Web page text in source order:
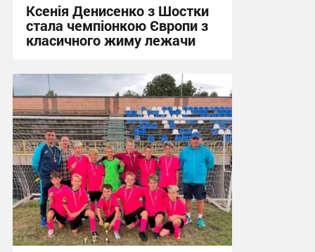
Ксенія Денисенко з Шостки
стала чемпіонкою Європи з
класичного жиму лежачи
17:09, 4.08.2026